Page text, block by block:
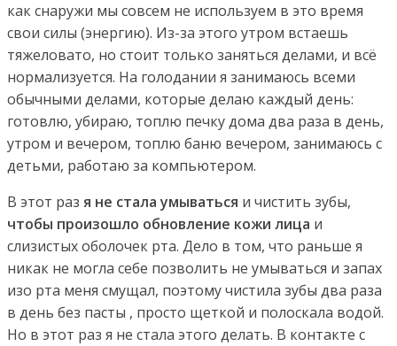
как снаружи мы совсем не используем в это время
свои силы (энергию). Из-за этого утром встаешь
тяжеловато, но стоит только заняться делами, и всё
нормализуется. На голодании я занимаюсь всеми
обычными делами, которые делаю каждый день:
готовлю, убираю, топлю печку дома два раза в день,
утром и вечером, топлю баню вечером, занимаюсь с
детьми, работаю за компьютером.
В этот раз я не стала умываться и чистить зубы,
чтобы произошло обновление кожи лица и
слизистых оболочек рта. Дело в том, что раньше я
никак не могла себе позволить не умываться и запах
изо рта меня смущал, поэтому чистила зубы два раза
в день без пасты , просто щеткой и полоскала водой.
Но в этот раз я не стала этого делать. В контакте с